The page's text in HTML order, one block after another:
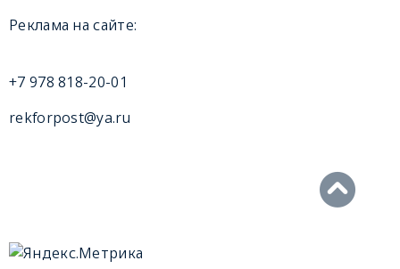
Реклама на сайте:
+7 978 818-20-01
rekforpost@ya.ru